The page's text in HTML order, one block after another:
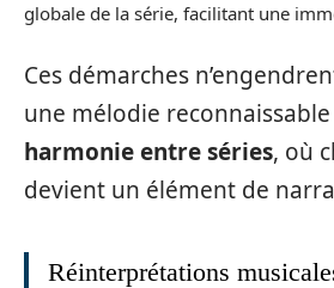
globale de la série, facilitant une
Ces démarches
une mélodie
harmonie entre séries, où
devient un élément de
Réinterprétations